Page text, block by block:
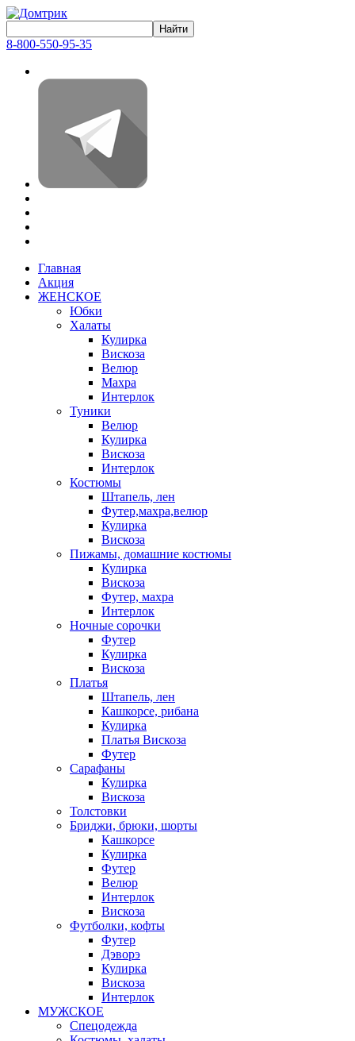
8-800-550-95-35
Главная
Акция
ЖЕНСКОЕ
Юбки
Халаты
Кулирка
Вискоза
Велюр
Махра
Интерлок
Туники
Велюр
Кулирка
Вискоза
Интерлок
Костюмы
Штапель, лен
Футер,махра,велюр
Кулирка
Вискоза
Пижамы, домашние костюмы
Кулирка
Вискоза
Футер, махра
Интерлок
Ночные сорочки
Футер
Кулирка
Вискоза
Платья
Штапель, лен
Кашкорсе, рибана
Кулирка
Платья Вискоза
Футер
Сарафаны
Кулирка
Вискоза
Толстовки
Бриджи, брюки, шорты
Кашкорсе
Кулирка
Футер
Велюр
Интерлок
Вискоза
Футболки, кофты
Футер
Дэворэ
Кулирка
Вискоза
Интерлок
МУЖСКОЕ
Спецодежда